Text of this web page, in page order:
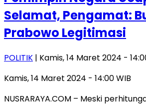
Selamat, Pengamat:
Prabowo Legitimasi
POLITIK | Kamis, 14 Maret 2024 -
Kamis, 14 Maret 2024 - 14:00 WIB
NUSRARAYA.COM – Meski